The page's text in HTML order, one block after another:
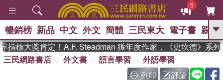
5
GO
熱搜： 東野圭吾 、 高希均教授回憶錄
The Odyssey 、 父親節 、 如果歷
暢銷榜 新品 中文 外文 簡體 三民東大 電子書 親子
指標大獎肯定！A.F. Steadman 獲年度作家，《史坎德》系列
三民網路書店
外文書 語言學習
外語學習
列印
評論